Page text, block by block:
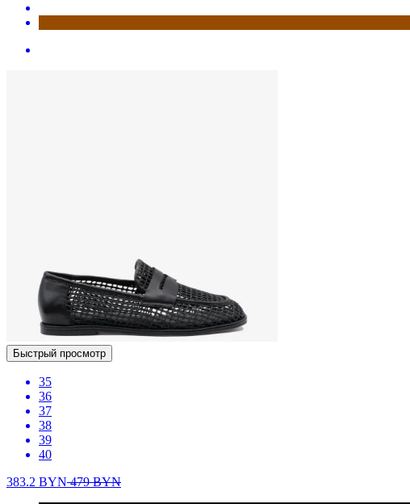
Быстрый просмотр
35
36
37
38
39
40
383.2 BYN479BYN